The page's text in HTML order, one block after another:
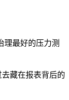
理最好的压力测
藏在报表背后的